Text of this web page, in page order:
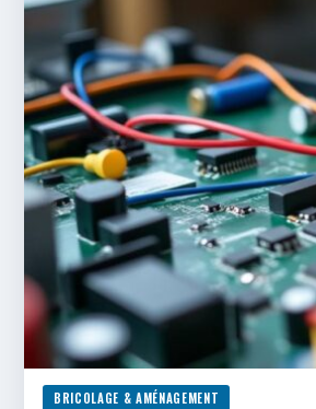
BRICOLAGE & AMÉNAGEMENT